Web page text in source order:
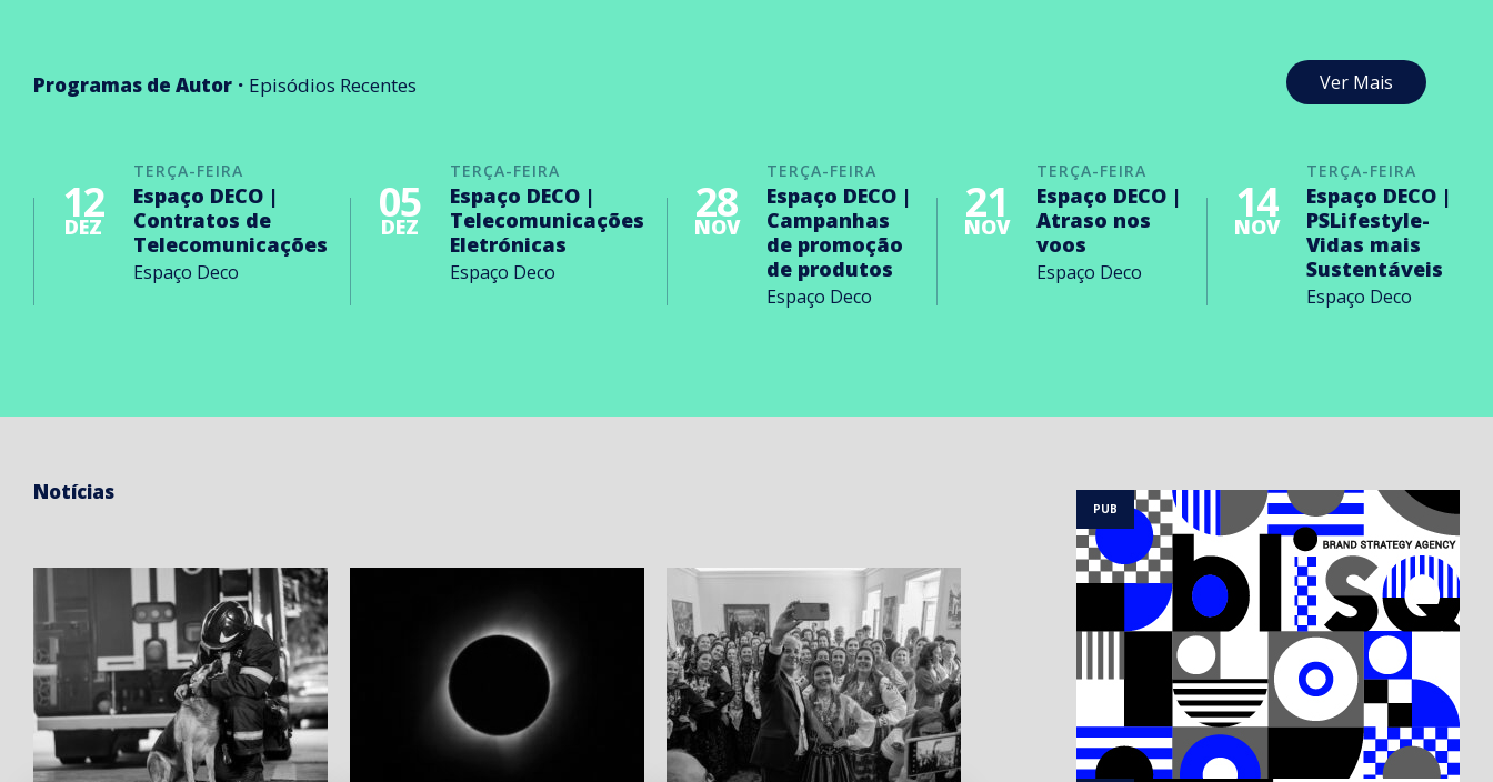
Programas de Autor Episódios Recentes Ver Mais
TERÇA-FEIRA
12
DEZ
Espaço DECO |
Contratos de
Telecomunicações
Espaço Deco
TERÇA-FEIRA
05
DEZ
Espaço DECO |
Telecomunicações
Eletrónicas
Espaço Deco
TERÇA-FEIRA
28
NOV
Espaço DECO |
Campanhas
de promoção
de produtos
Espaço Deco
TERÇA-FEIRA
21
NOV
Espaço DECO |
Atraso nos
voos
Espaço Deco
TERÇA-FEIRA
14
NOV
Espaço DECO |
PSLifestyle-
Vidas mais
Sustentáveis
Espaço Deco
Notícias